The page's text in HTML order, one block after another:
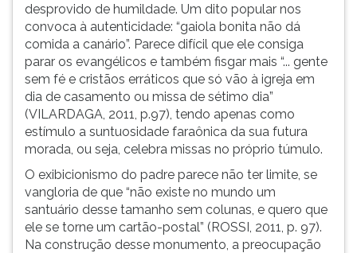
desprovido de humildade. Um dito popular nos
convoca à autenticidade: “gaiola bonita não dá
comida a canário”. Parece difícil que ele consiga
parar os evangélicos e também fisgar mais “... gente
sem fé e cristãos erráticos que só vão à igreja em
dia de casamento ou missa de sétimo dia”
(VILARDAGA, 2011, p.97), tendo apenas como
estímulo a suntuosidade faraônica da sua futura
morada, ou seja, celebra missas no próprio túmulo.
O exibicionismo do padre parece não ter limite, se
vangloria de que “não existe no mundo um
santuário desse tamanho sem colunas, e quero que
ele se torne um cartão-postal” (ROSSI, 2011, p. 97).
Na construção desse monumento, a preocupação